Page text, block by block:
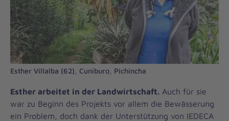
Esther Villalba (62), Cuniburo, Pichincha
Esther arbeitet in der Landwirtschaft. Auch für sie
war zu Beginn des Projekts vor allem die Bewässerung
ein Problem, doch dank der Unterstützung von IEDECA